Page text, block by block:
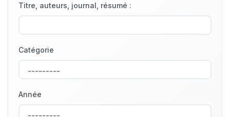
Titre, auteurs, journal, résumé :
Catégorie
Année